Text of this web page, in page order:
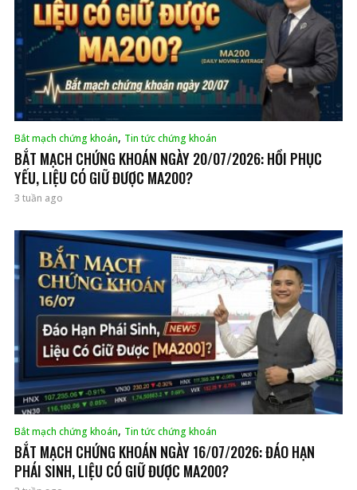
Bắt mạch chứng khoán, Tin tức chứng khoán
BẮT MẠCH CHỨNG KHOÁN NGÀY 20/07/2026: HỒI PHỤC
YẾU, LIỆU CÓ GIỮ ĐƯỢC MA200?
3 tuần ago
Bắt mạch chứng khoán, Tin tức chứng khoán
BẮT MẠCH CHỨNG KHOÁN NGÀY 16/07/2026: ĐÁO HẠN
PHÁI SINH, LIỆU CÓ GIỮ ĐƯỢC MA200?